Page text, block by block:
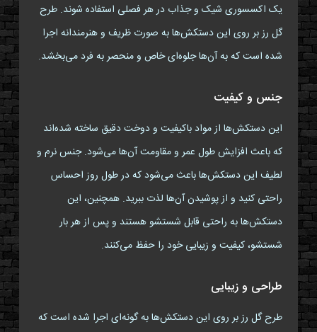
یک اکسسوری شیک و جذاب در هر فصلی استفاده شوند. طرح
گل رز بر روی این دستکش‌ها به صورت ظریف و هنرمندانه اجرا
شده است که به آن‌ها جلوه‌ای خاص و منحصر به فرد می‌بخشد.
جنس و کیفیت
این دستکش‌ها از مواد باکیفیت و دوخت دقیق ساخته شده‌اند
که باعث افزایش طول عمر و مقاومت آن‌ها می‌شود. جنس نرم و
لطیف این دستکش‌ها باعث می‌شود که در طول روز احساس
راحتی کنید و از پوشیدن آن‌ها لذت ببرید. همچنین، این
دستکش‌ها به راحتی قابل شستشو هستند و پس از هر بار
شستشو، کیفیت و زیبایی خود را حفظ می‌کنند.
طراحی و زیبایی
طرح گل رز بر روی این دستکش‌ها به گونه‌ای اجرا شده است که